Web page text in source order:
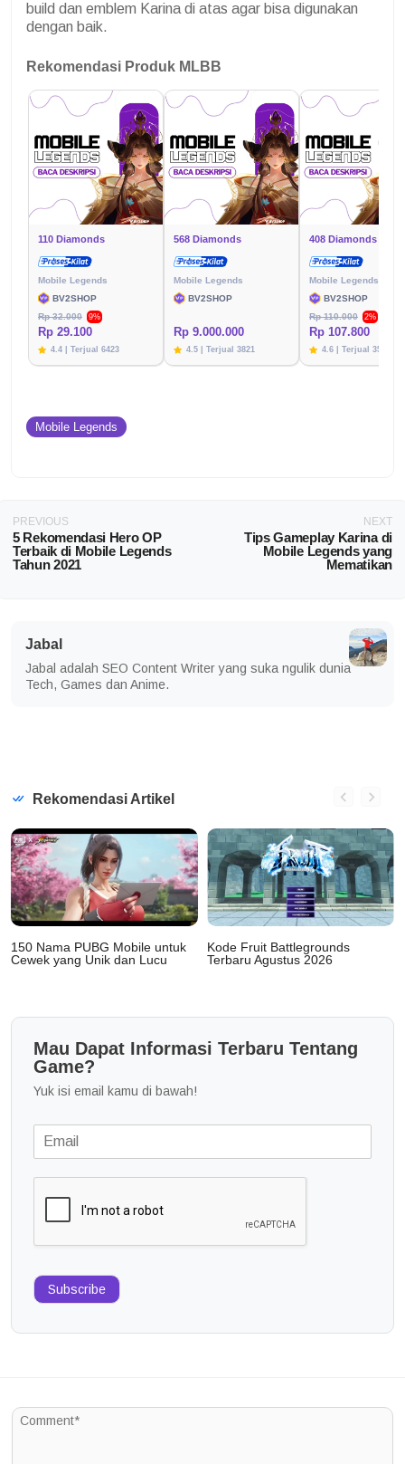
build dan emblem Karina di atas agar bisa digunakan
dengan baik.
Rekomendasi Produk MLBB
110 Diamonds
Mobile Legends
BV2SHOP
Rp 32.000
9%
Rp 29.100
4.4 | Terjual 6423
568 Diamonds
Mobile Legends
BV2SHOP
Rp 9.000.000
4.5 | Terjual 3821
408 Diamonds
Mobile Legends
BV2SHOP
Rp 110.000
2%
Rp 107.800
4.6 | Terjual 3576
Mobile Legends
PREVIOUS
5 Rekomendasi Hero OP
Terbaik di Mobile Legends
Tahun 2021
NEXT
Tips Gameplay Karina di
Mobile Legends yang
Mematikan
Jabal
Jabal adalah SEO Content Writer yang suka ngulik dunia
Tech, Games dan Anime.
Rekomendasi Artikel
150 Nama PUBG Mobile untuk
Cewek yang Unik dan Lucu
Kode Fruit Battlegrounds
Terbaru Agustus 2026
Mau Dapat Informasi Terbaru Tentang
Game?
Yuk isi email kamu di bawah!
Subscribe